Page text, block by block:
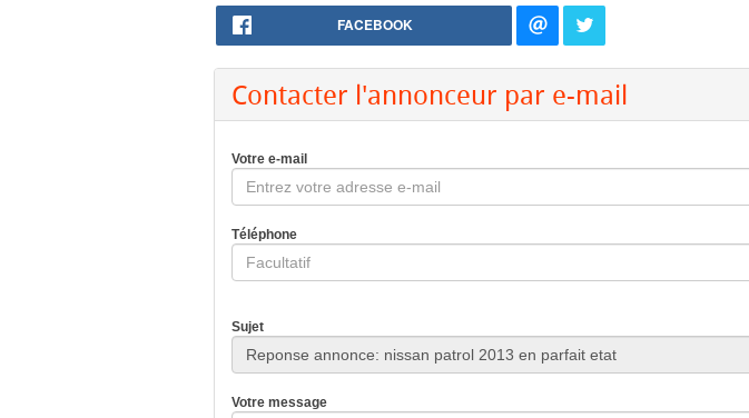
FACEBOOK
Contacter l'annonceur par e-mail
Votre e-mail
Téléphone
Sujet
Votre message